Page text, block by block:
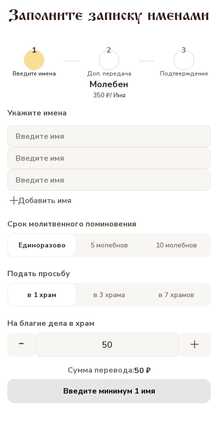
Заполните записку именами
1
Введите имена
2
Доп. передача
3
Подтверждение
Молебен
350 ₽/ Имя
Укажите имена
Добавить имя
Срок молитвенного поминовения
Единоразово 5 молебнов 10 молебнов
Подать просьбу
в 1 храм в 3 храма в 7 храмов
На благие дела в храм
- +
Сумма перевода:50 ₽
Введите минимум 1 имя